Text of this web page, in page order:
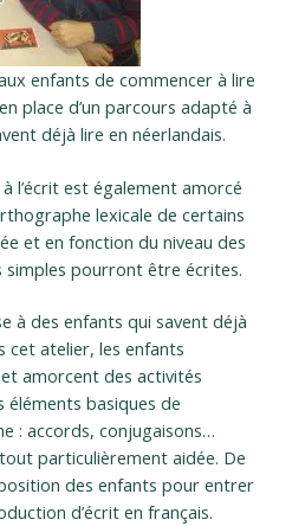
enfants de commencer à lire
place d’un parcours adapté à
déjà lire en néerlandais.
l’écrit est également amorcé
lexicale de certains
et en fonction du niveau des
pourront être écrites.
à des enfants qui savent déjà
cet atelier, les enfants
amorcent des activités
éléments basiques de
: accords, conjugaisons…
particulièrement aidée. De
des enfants pour entrer
d’écrit en français.